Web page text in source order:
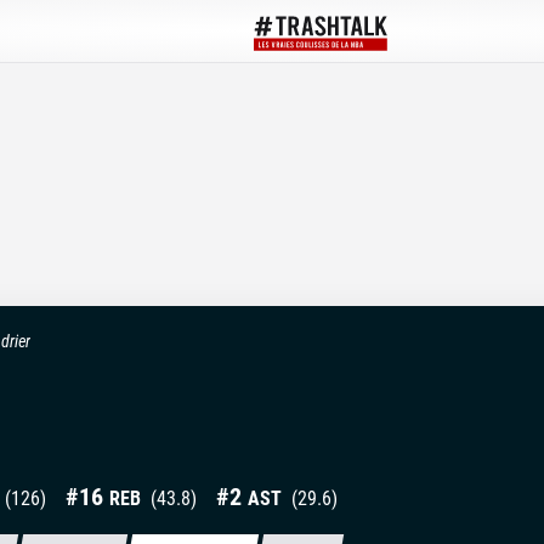
(126) #16 REB (43.8) #2 AST (29.6)